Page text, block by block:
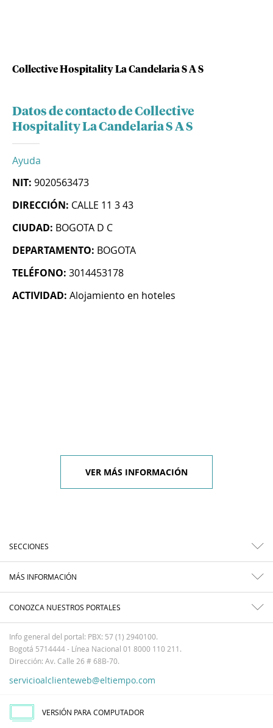
Collective Hospitality La Candelaria S A S
Datos de contacto de Collective
Hospitality La Candelaria S A S
Ayuda
NIT: 9020563473
DIRECCIÓN: CALLE 11 3 43
CIUDAD: BOGOTA D C
DEPARTAMENTO: BOGOTA
TELÉFONO: 3014453178
ACTIVIDAD: Alojamiento en hoteles
VER MÁS INFORMACIÓN
SECCIONES
MÁS INFORMACIÓN
CONOZCA NUESTROS PORTALES
Info general del portal: PBX: 57 (1) 2940100.
Bogotá 5714444 - Línea Nacional 01 8000 110 211.
Dirección: Av. Calle 26 # 68B-70.
servicioalclienteweb@eltiempo.com
VERSIÓN PARA COMPUTADOR